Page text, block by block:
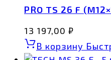
PRO TS 26 F
13 197,00 ₽
В корзину